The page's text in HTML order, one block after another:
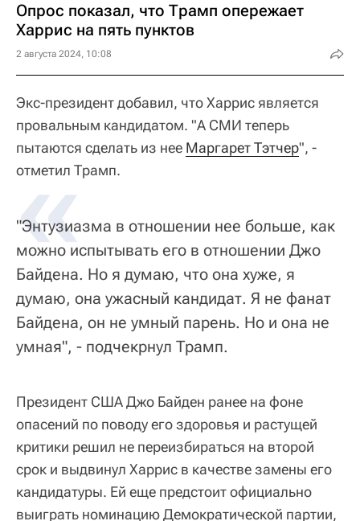
Опрос показал, что Трамп опережает
Харрис на пять пунктов
2 августа 2024, 10:08
Экс-президент добавил, что Харрис является
провальным кандидатом. "А СМИ теперь
пытаются сделать из нее Маргарет Тэтчер", -
отметил Трамп.
«
"Энтузиазма в отношении нее больше, как
можно испытывать его в отношении Джо
Байдена. Но я думаю, что она хуже, я
думаю, она ужасный кандидат. Я не фанат
Байдена, он не умный парень. Но и она не
умная", - подчекрнул Трамп.
Президент США Джо Байден ранее на фоне
опасений по поводу его здоровья и растущей
критики решил не переизбираться на второй
срок и выдвинул Харрис в качестве замены его
кандидатуры. Ей еще предстоит официально
выиграть номинацию Демократической партии,